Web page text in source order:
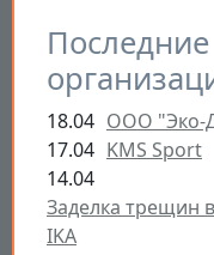
Последние
18.04 ООО "Эко-
17.04 KMS Sport
14.04
Заделка трещин
IKA